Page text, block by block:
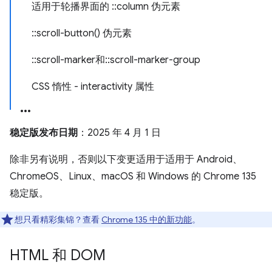
适用于轮播界面的 ::column 伪元素
::scroll-button() 伪元素
::scroll-marker和::scroll-marker-group
CSS 惰性 - interactivity 属性
稳定版发布日期 ：2025 年 4 月 1 日
除非另有说明，否则以下变更适用于适用于 Android、
ChromeOS、Linux、macOS 和 Windows 的 Chrome 135
稳定版。
想只看精彩集锦？查看 Chrome 135 中的新功能。
HTML 和 DOM